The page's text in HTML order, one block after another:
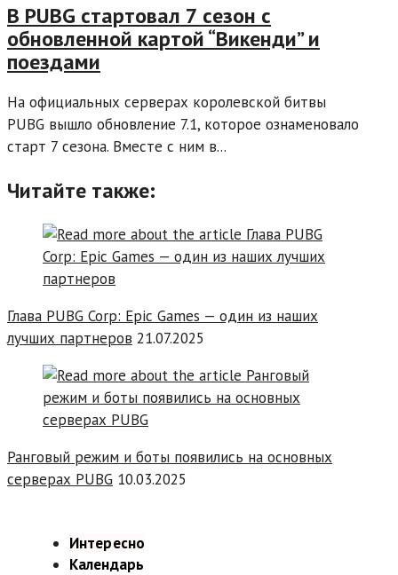
В PUBG стартовал 7 сезон с
обновленной картой “Викенди” и
поездами
На официальных серверах королевской битвы
PUBG вышло обновление 7.1, которое ознаменовало
старт 7 сезона. Вместе с ним в...
Читайте также:
Глава PUBG Corp: Epic Games — один из наших
лучших партнеров 21.07.2025
Ранговый режим и боты появились на основных
серверах PUBG 10.03.2025
Интересно
Календарь